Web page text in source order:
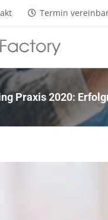
Termin
Praxis 2020: